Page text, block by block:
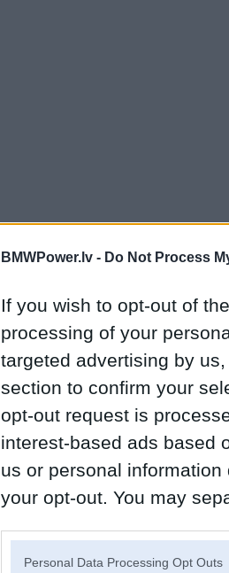
BMWPower.lv - Do Not Process
If you wish to opt-out of
processing of your
targeted advertising by
section to confirm your
opt-out request is
interest-based ads based
us or personal
your opt-out. You may
Personal Data Processing Opt Outs